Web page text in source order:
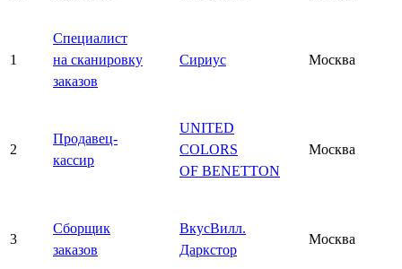
1
Специалист
на сканировку
заказов
Сириус Москва
2
Продавец-
кассир
UNITED
COLORS
OF BENETTON
Москва
3
Сборщик
заказов
ВкусВилл.
Даркстор
Москва